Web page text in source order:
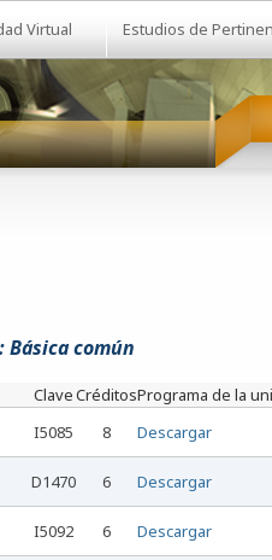
Virtual Estudios de
común
ClaveCréditosPrograma de la
I5085 8 Descargar
D1470 6 Descargar
I5092 6 Descargar